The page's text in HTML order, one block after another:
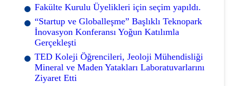
Fakülte Kurulu Üyelikleri için seçim yapıldı.
“Startup ve Globalleşme” Başlıklı Teknopark
İnovasyon Konferansı Yoğun Katılımla
Gerçekleşti
TED Koleji Öğrencileri, Jeoloji Mühendisliği
Mineral ve Maden Yatakları Laboratuvarlarını
Ziyaret Etti